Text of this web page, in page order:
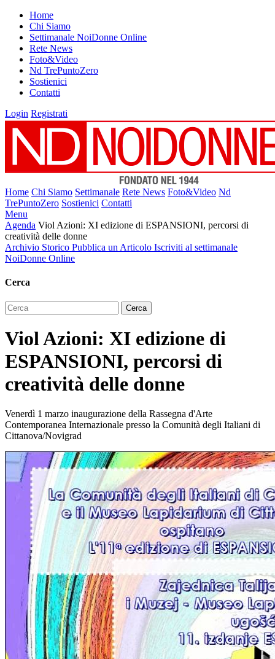
Home
Chi Siamo
Settimanale NoiDonne Online
Rete News
Foto&Video
Nd TrePuntoZero
Sostienici
Contatti
Login Registrati
Home Chi Siamo Settimanale Rete News Foto&Video Nd
TrePuntoZero Sostienici Contatti
Menu
Agenda Viol Azioni: XI edizione di ESPANSIONI, percorsi di
creatività delle donne
Archivio Storico Pubblica un Articolo Iscriviti al settimanale
NoiDonne Online
Cerca
Viol Azioni: XI edizione di
ESPANSIONI, percorsi di
creatività delle donne
Venerdì 1 marzo inaugurazione della Rassegna d'Arte
Contemporanea Internazionale presso la Comunità degli Italiani di
Cittanova/Novigrad